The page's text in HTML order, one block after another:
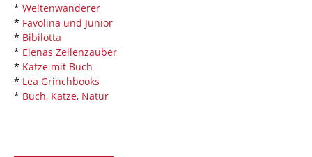
* Weltenwanderer
* Favolina und Junior
* Bibilotta
* Elenas Zeilenzauber
* Katze mit Buch
* Lea Grinchbooks
* Buch, Katze, Natur